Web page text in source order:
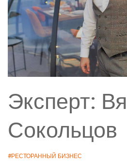
Эксперт:
Сокольцов
#РЕСТОРАННЫЙ БИЗНЕС